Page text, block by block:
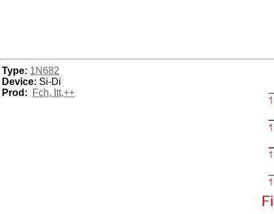
Type: 1N682
Device: Si-Di
Prod:
Fch, Itt,++